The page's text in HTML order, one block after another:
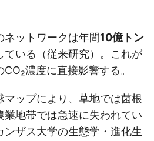
ネットワークは年間10億トン
ている（従来研究）。これが
濃度に直接影響する。
マップにより、草地では菌根
地帯では急速に失われてい
ンザス大学の生態学・進化生